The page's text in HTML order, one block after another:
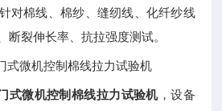
对棉线、棉纱、缝纫线、化纤纱线
断裂伸长率、抗拉强度测试。
式微机控制棉线拉力试验机，设备